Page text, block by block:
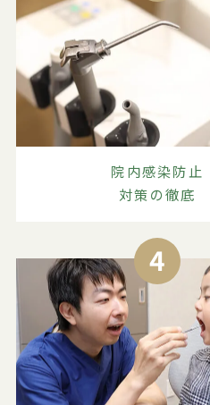
院内感染防止
対策の徹底
4